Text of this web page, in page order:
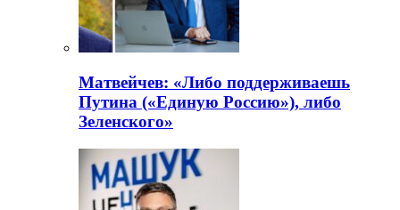
Матвейчев: «Либо поддерживаешь
Путина («Единую Россию»), либо
Зеленского»